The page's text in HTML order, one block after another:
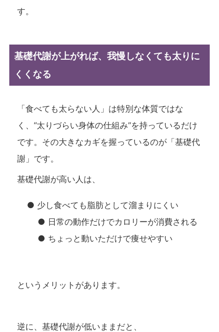
す。
基礎代謝が上がれば、我慢しなくても太りに
くくなる
「食べても太らない人」は特別な体質ではな
く、“太りづらい身体の仕組み”を持っているだけ
です。その大きなカギを握っているのが「基礎代
謝」です。
基礎代謝が高い人は、
● 少し食べても脂肪として溜まりにくい
● 日常の動作だけでカロリーが消費される
● ちょっと動いただけで痩せやすい
というメリットがあります。
逆に、基礎代謝が低いままだと、